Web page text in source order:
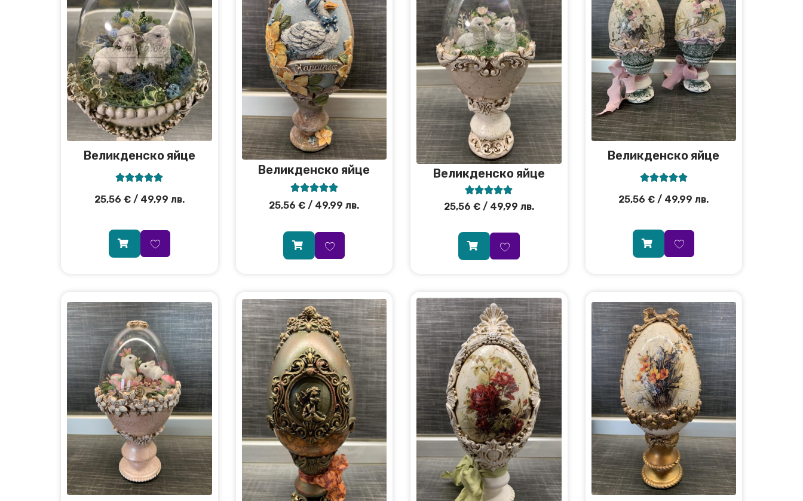
Великденско яйце

25,56 €/ 49,99 лв.
Великденско яйце

25,56€ / 49,99 лв.
Великденско яйце

25,56 €/ 49,99 лв.
Великденско яйце

25,56€ / 49,99 лв.